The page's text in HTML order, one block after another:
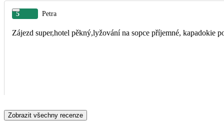
5 Petra
Zájezd super,hotel pěkný,lyžování na sopce příjemné, kapadokie
Zobrazit všechny recenze